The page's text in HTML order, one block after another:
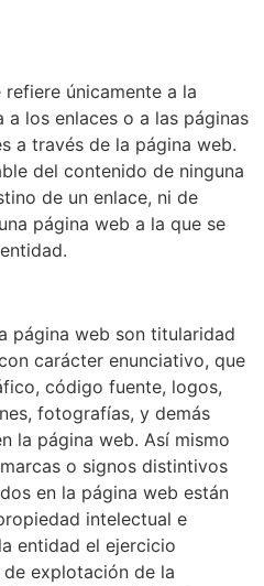
únicamente a la
los enlaces o a las páginas
a través de la página web.
del contenido de ninguna
de un enlace, ni de
página web a la que se
página web son titularidad
carácter enunciativo, que
código fuente, logos,
fotografías, y demás
la página web. Así mismo
o signos distintivos
en la página web están
intelectual e
entidad el ejercicio
explotación de la